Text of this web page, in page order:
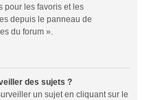
pour les favoris et les
depuis le panneau de
du forum ».
des sujets ?
un sujet en cliquant sur le